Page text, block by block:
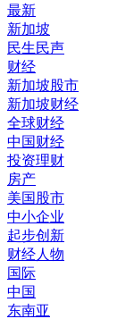
最新
新加坡
民生民声
财经
新加坡股市
新加坡财经
全球财经
中国财经
投资理财
房产
美国股市
中小企业
起步创新
财经人物
国际
中国
东南亚